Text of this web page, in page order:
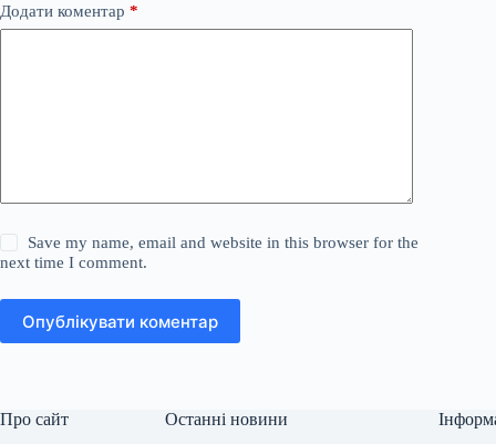
Додати коментар *
Save my name, email and website in this browser for the
next time I comment.
Опублікувати коментар
Про сайт Останні новини